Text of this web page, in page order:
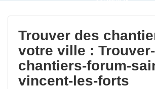
votes
Trouver des
votre ville :
chantiers-forum-
vincent-les-forts